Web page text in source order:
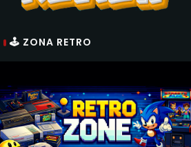
🕹 ZONA RETRO